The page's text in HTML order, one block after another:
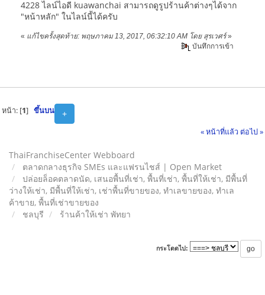
4228 ไลน์ไอดี kuawanchai สามารถดูรูปร้านค้าต่างๆได้จาก
"หน้าหลัก" ในไลน์นี้ได้ครับ
« แก้ไขครั้งสุดท้าย: พฤษภาคม 13, 2017, 06:32:10 AM โดย สุรเวศร์»
บันทึกการเข้า
+
หน้า: [1] ขึ้นบน
« หน้าที่แล้ว ต่อไป »
ThaiFranchiseCenter Webboard
ตลาดกลางธุรกิจ SMEs และแฟรนไชส์ | Open Market
ปล่อยล็อคตลาดนัด, เสนอพื้นที่เช่า, พื้นที่เช่า, พื้นที่ให้เช่า, มีพื้นที่
ว่างให้เช่า, มีพื้นที่ให้เช่า, เช่าพื้นที่ขายของ, ทําเลขายของ, ทำเล
ค้าขาย, พื้นที่เช่าขายของ
ชลบุรี
ร้านค้าให้เช่า พัทยา
กระโดดไป: